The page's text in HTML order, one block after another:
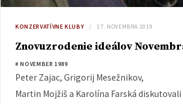
KONZERVATÍVNE KLUBY 17. NOVEMBRA 2019
Znovuzrodenie ideálov
# NOVEMBER 1989
Peter Zajac, Grigorij Mesežnikov,
Martin Mojžiš a Karolína Farská